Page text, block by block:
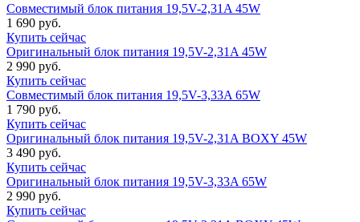
Совместимый блок питания 19,5V-2,31A 45W
1 690 руб.
Купить сейчас
Оригинальный блок питания 19,5V-2,31A 45W
2 990 руб.
Купить сейчас
Совместимый блок питания 19,5V-3,33A 65W
1 790 руб.
Купить сейчас
Оригинальный блок питания 19,5V-2,31A BOXY 45W
3 490 руб.
Купить сейчас
Оригинальный блок питания 19,5V-3,33A 65W
2 990 руб.
Купить сейчас